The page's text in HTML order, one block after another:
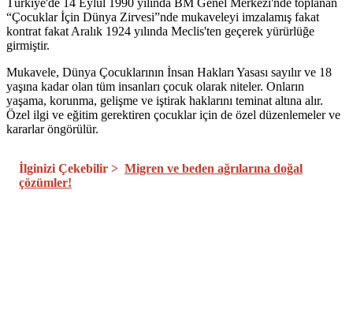
Türkiye'de 14 Eylül 1990 yılında BM Genel Merkezi'nde toplanan
“Çocuklar İçin Dünya Zirvesi”nde mukaveleyi imzalamış fakat
kontrat fakat Aralık 1924 yılında Meclis'ten geçerek yürürlüğe
girmiştir.
Mukavele, Dünya Çocuklarının İnsan Hakları Yasası sayılır ve 18
yaşına kadar olan tüm insanları çocuk olarak niteler. Onların
yaşama, korunma, gelişme ve iştirak haklarını teminat altına alır.
Özel ilgi ve eğitim gerektiren çocuklar için de özel düzenlemeler ve
kararlar öngörülür.
İlginizi Çekebilir > Migren ve beden ağrılarına doğal
çözümler!